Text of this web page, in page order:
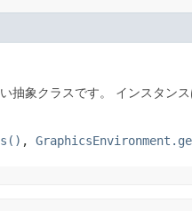
抽象クラスです。 インスタン
,